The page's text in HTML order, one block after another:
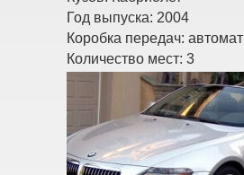
Год выпуска: 2004
Коробка передач: автомат
Количество мест: 3